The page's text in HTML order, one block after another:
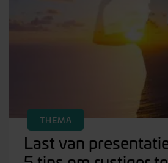
THEMA
Last van